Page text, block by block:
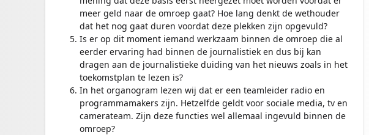
meer geld naar de omroep gaat? Hoe lang denkt de wethouder
dat het nog gaat duren voordat deze plekken zijn opgevuld?
Is er op dit moment iemand werkzaam binnen de omroep die al
eerder ervaring had binnen de journalistiek en dus bij kan
dragen aan de journalistieke duiding van het nieuws zoals in het
toekomstplan te lezen is?
In het organogram lezen wij dat er een teamleider radio en
programmamakers zijn. Hetzelfde geldt voor sociale media, tv en
camerateam. Zijn deze functies wel allemaal ingevuld binnen de
omroep?